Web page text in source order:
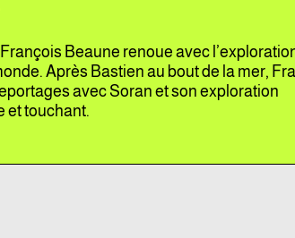
Beaune renoue avec
Après Bastien au bout de la mer,
avec Soran et son exploration
et touchant.